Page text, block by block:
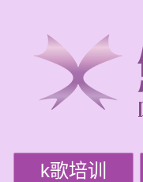
k歌培训